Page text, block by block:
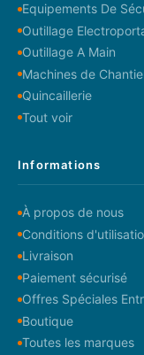
Equipements De
Outillage
Outillage A Main
Machines de
Quincaillerie
Tout voir
Informations
À propos de nous
Conditions
Livraison
Paiement sécurisé
Offres Spéciales
Boutique
Toutes les marques